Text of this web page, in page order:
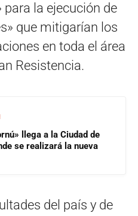
para la ejecución de
que mitigarían los
en toda el área
Resistencia.
llega a la Ciudad de
se realizará la nueva
del país y de